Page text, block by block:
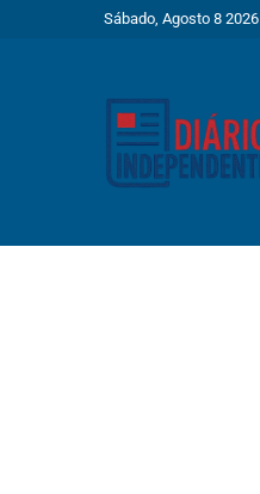
Sábado, Agosto 8 2026